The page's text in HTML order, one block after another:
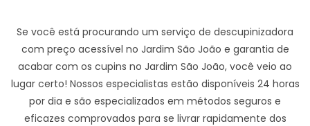
Se você está procurando um serviço de descupinizadora
com preço acessível no Jardim São João e garantia de
acabar com os cupins no Jardim São João, você veio ao
lugar certo! Nossos especialistas estão disponíveis 24 horas
por dia e são especializados em métodos seguros e
eficazes comprovados para se livrar rapidamente dos